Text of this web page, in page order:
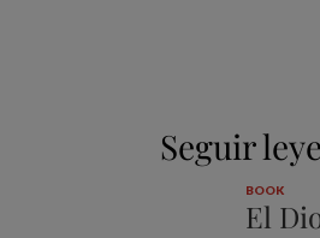
Seguir
BOOK
El